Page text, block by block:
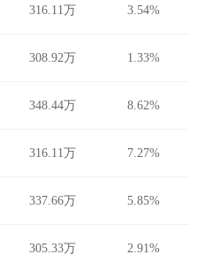
316.11万 3.54%
308.92万 1.33%
348.44万 8.62%
316.11万 7.27%
337.66万 5.85%
305.33万 2.91%